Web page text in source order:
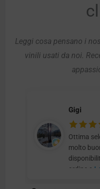
Leggi cosa pensano i
vinili usati da noi.
Gigi
Ottima
molto
ordine e